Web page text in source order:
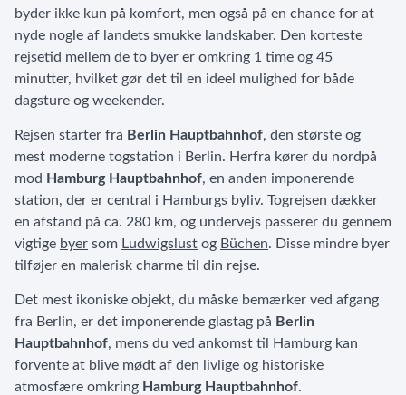
byder ikke kun på komfort, men også på en chance for at
nyde nogle af landets smukke landskaber. Den korteste
rejsetid mellem de to byer er omkring 1 time og 45
minutter, hvilket gør det til en ideel mulighed for både
dagsture og weekender.
Rejsen starter fra Berlin Hauptbahnhof, den største og
mest moderne togstation i Berlin. Herfra kører du nordpå
mod Hamburg Hauptbahnhof, en anden imponerende
station, der er central i Hamburgs byliv. Togrejsen dækker
en afstand på ca. 280 km, og undervejs passerer du gennem
vigtige byer som Ludwigslust og Büchen. Disse mindre byer
tilføjer en malerisk charme til din rejse.
Det mest ikoniske objekt, du måske bemærker ved afgang
fra Berlin, er det imponerende glastag på Berlin
Hauptbahnhof, mens du ved ankomst til Hamburg kan
forvente at blive mødt af den livlige og historiske
atmosfære omkring Hamburg Hauptbahnhof.